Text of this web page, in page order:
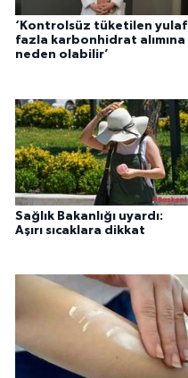
‘Kontrolsüz tüketilen yulaf
fazla karbonhidrat alımına
neden olabilir’
Sağlık Bakanlığı uyardı:
Aşırı sıcaklara dikkat